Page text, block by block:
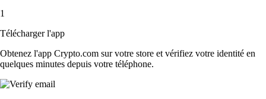
1
Télécharger l'app
Obtenez l'app Crypto.com sur votre store et vérifiez votre identité en
quelques minutes depuis votre téléphone.